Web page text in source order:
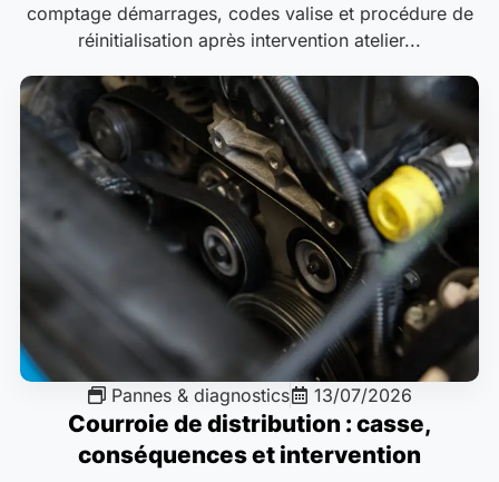
comptage démarrages, codes valise et procédure de
réinitialisation après intervention atelier...
Pannes & diagnostics 13/07/2026
Courroie de distribution : casse,
conséquences et intervention